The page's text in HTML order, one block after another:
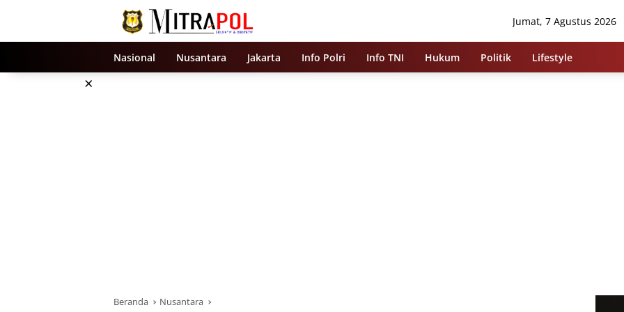
Jumat, 7 Agustus 2026
Nasional Nusantara Jakarta Info Polri Info TNI Hukum Politik Lifestyle
×
Beranda Nusantara